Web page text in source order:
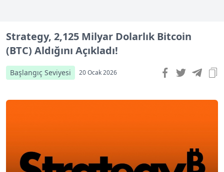
Strategy, 2,125 Milyar Dolarlık Bitcoin
(BTC) Aldığını Açıkladı!
Başlangıç Seviyesi 20 Ocak 2026